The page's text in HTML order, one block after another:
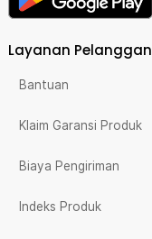
Layanan Pelanggan
Bantuan
Klaim Garansi Produk
Biaya Pengiriman
Indeks Produk